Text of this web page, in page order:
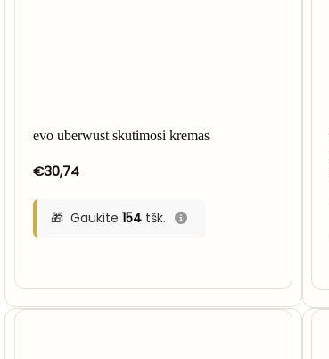
evo uberwust skutimosi kremas
€30,74
Gaukite 154tšk.